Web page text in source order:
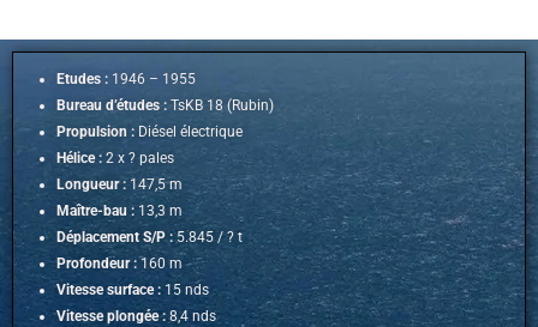
Etudes : 1946 – 1955
Bureau d’études : TsKB 18 (Rubin)
Propulsion : Diésel électrique
Hélice : 2 x ? pales
Longueur : 147,5 m
Maître-bau : 13,3 m
Déplacement S/P :5.845 / ? t
Profondeur : 160 m
Vitesse surface : 15 nds
Vitesse plongée : 8,4 nds